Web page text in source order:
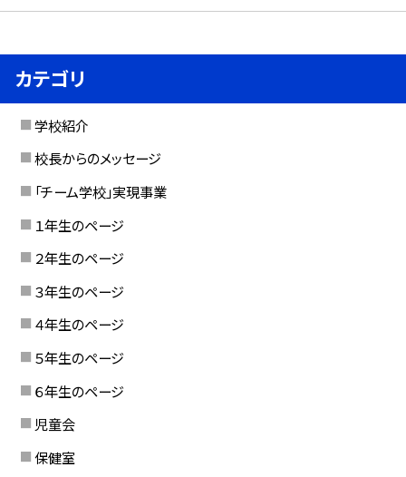
カテゴリ
学校紹介
校長からのメッセージ
「チーム学校」実現事業
１年生のページ
２年生のページ
３年生のページ
４年生のページ
５年生のページ
６年生のページ
児童会
保健室